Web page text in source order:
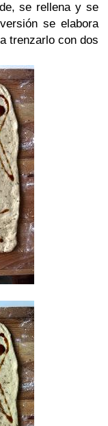
se rellena y se
se elabora
trenzarlo con dos